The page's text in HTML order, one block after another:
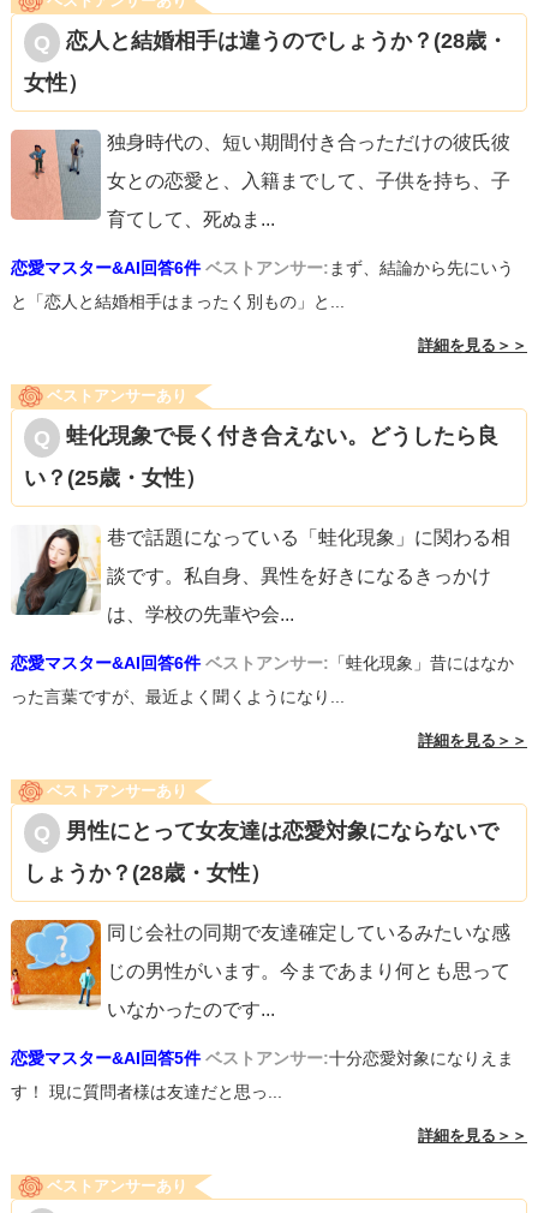
恋人と結婚相手は違うのでしょうか？(28歳・
女性）
独身時代の、短い期間付き合っただけの彼氏彼
女との恋愛と、入籍までして、子供を持ち、子
育てして、死ぬま ...
恋愛マスター&AI回答6件 ベストアンサー:まず、結論から先にいう
と「恋人と結婚相手はまったく別もの」と...
詳細を見る＞＞
ベストアンサーあり
蛙化現象で長く付き合えない。どうしたら良
い？(25歳・女性）
巷で話題になっている「蛙化現象」に関わる相
談です。私自身、異性を好きになるきっかけ
は、学校の先輩や会...
恋愛マスター&AI回答6件 ベストアンサー: 「蛙化現象」昔にはなか
った言葉ですが、最近よく聞くようになり...
詳細を見る＞＞
ベストアンサーあり
男性にとって女友達は恋愛対象にならないで
しょうか？(28歳・女性）
同じ会社の同期で友達確定しているみたいな感
じの男性がいます。今まであまり何とも思って
いなかったのです...
恋愛マスター&AI回答5件 ベストアンサー:十分恋愛対象になりえま
す！ 現に質問者様は友達だと思っ...
詳細を見る＞＞
ベストアンサーあり